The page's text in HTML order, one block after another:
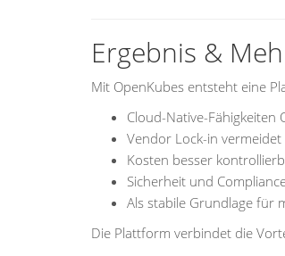
Ergebnis &
Mit OpenKubes entsteht eine
Cloud-Native-Fähigkeiten
Vendor Lock-in vermeidet
Kosten besser
Sicherheit und
Als stabile Grundlage für
Die Plattform verbindet die